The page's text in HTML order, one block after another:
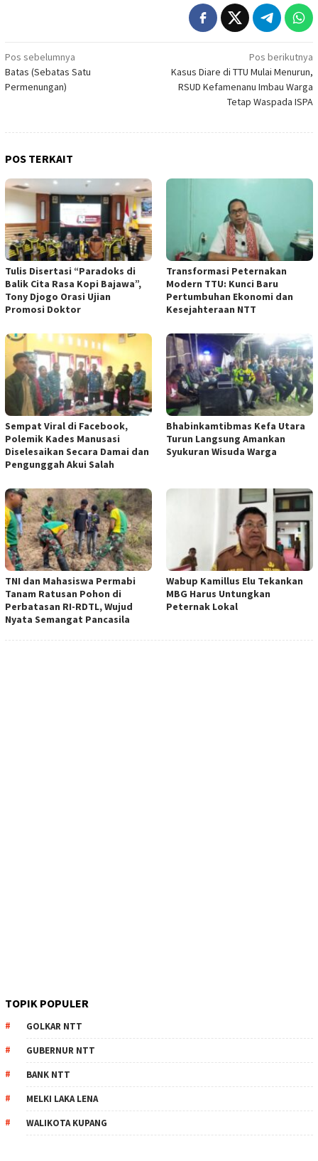
Navigasi
pos
Pos sebelumnya
Batas (Sebatas Satu
Permenungan)
Pos berikutnya
Kasus Diare di TTU Mulai Menurun,
RSUD Kefamenanu Imbau Warga
Tetap Waspada ISPA
POS TERKAIT
Tulis Disertasi “Paradoks di
Balik Cita Rasa Kopi Bajawa”,
Tony Djogo Orasi Ujian
Promosi Doktor
Transformasi Peternakan
Modern TTU: Kunci Baru
Pertumbuhan Ekonomi dan
Kesejahteraan NTT
Sempat Viral di Facebook,
Polemik Kades Manusasi
Diselesaikan Secara Damai dan
Pengunggah Akui Salah
Bhabinkamtibmas Kefa Utara
Turun Langsung Amankan
Syukuran Wisuda Warga
TNI dan Mahasiswa Permabi
Tanam Ratusan Pohon di
Perbatasan RI-RDTL, Wujud
Nyata Semangat Pancasila
Wabup Kamillus Elu Tekankan
MBG Harus Untungkan
Peternak Lokal
TOPIK POPULER
GOLKAR NTT
GUBERNUR NTT
BANK NTT
MELKI LAKA LENA
WALIKOTA KUPANG